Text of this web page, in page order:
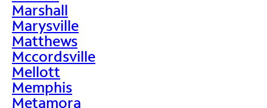
Marshall
Marysville
Matthews
Mccordsville
Mellott
Memphis
Metamora